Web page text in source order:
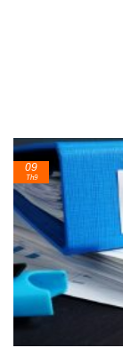
09
Th9